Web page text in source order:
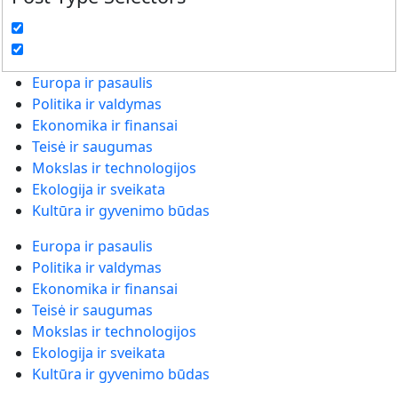
Europa ir pasaulis
Politika ir valdymas
Ekonomika ir finansai
Teisė ir saugumas
Mokslas ir technologijos
Ekologija ir sveikata
Kultūra ir gyvenimo būdas
Europa ir pasaulis
Politika ir valdymas
Ekonomika ir finansai
Teisė ir saugumas
Mokslas ir technologijos
Ekologija ir sveikata
Kultūra ir gyvenimo būdas